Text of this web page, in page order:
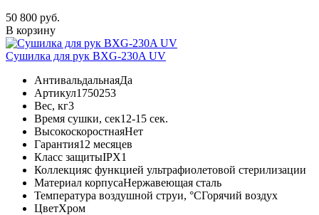
50 800 руб.
В корзину
Сушилка для рук BXG-230A UV
АнтивальдальнаяДа
Артикул1750253
Вес, кг3
Время сушки, сек12-15 сек.
ВысокоскоростнаяНет
Гарантия12 месяцев
Класс защитыIPX1
Коллекцияс функцией ультрафиолетовой стерилизации
Материал корпусаНержавеющая сталь
Температура воздушной струи, °СГорячий воздух
ЦветХром